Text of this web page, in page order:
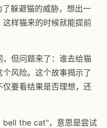
躲避猫的威胁，想出一
样猫来的时候就能提前
但问题来了：谁去给猫
风险。这个故事揭示了
要看结果是否理想，还
bell the cat"，意思是尝试